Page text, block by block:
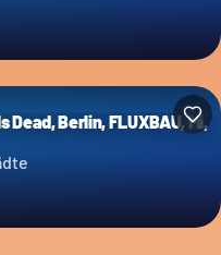
Berlin, FLUXBAU, Mi,